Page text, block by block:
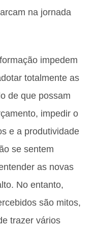
na jornada
impedem
totalmente as
de que possam
impedir o
e a produtividade
se sentem
as novas
No entanto,
são mitos,
trazer vários